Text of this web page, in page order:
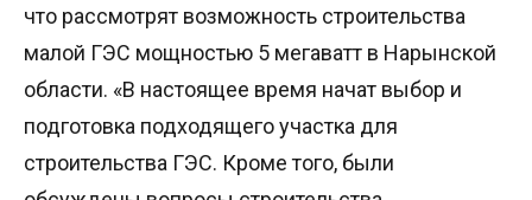
что рассмотрят возможность строительства
малой ГЭС мощностью 5 мегаватт в Нарынской
области. «В настоящее время начат выбор и
подготовка подходящего участка для
строительства ГЭС. Кроме того, были